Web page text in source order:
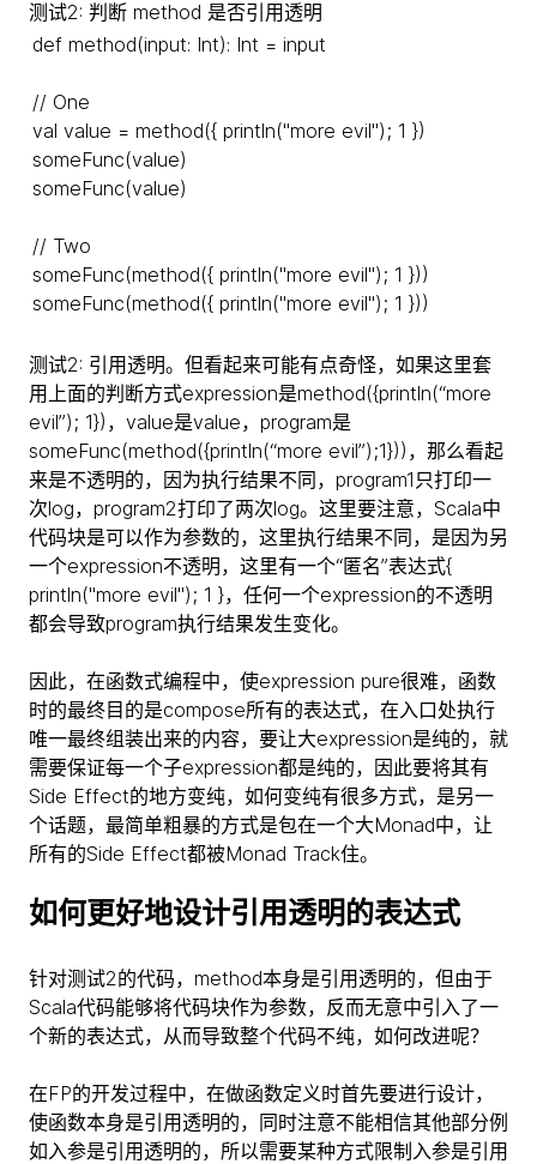
测试2: 判断 method 是否引用透明
def method(input: Int): Int = input
// One
val value = method({ println("more evil"); 1 })
someFunc(value)
someFunc(value)
// Two
someFunc(method({ println("more evil"); 1 }))
someFunc(method({ println("more evil"); 1 }))
测试2: 引用透明。但看起来可能有点奇怪，如果这里套
用上面的判断方式expression是method({println(“more
evil”); 1})，value是value，program是
someFunc(method({println(“more evil”);1}))，那么看起
来是不透明的，因为执行结果不同，program1只打印一
次log，program2打印了两次log。这里要注意，Scala中
代码块是可以作为参数的，这里执行结果不同，是因为另
一个expression不透明，这里有一个“匿名”表达式{
println("more evil"); 1 }，任何一个expression的不透明
都会导致program执行结果发生变化。
因此，在函数式编程中，使expression pure很难，函数
时的最终目的是compose所有的表达式，在入口处执行
唯一最终组装出来的内容，要让大expression是纯的，就
需要保证每一个子expression都是纯的，因此要将其有
Side Effect的地方变纯，如何变纯有很多方式，是另一
个话题，最简单粗暴的方式是包在一个大Monad中，让
所有的Side Effect都被Monad Track住。
如何更好地设计引用透明的表达式
针对测试2的代码，method本身是引用透明的，但由于
Scala代码能够将代码块作为参数，反而无意中引入了一
个新的表达式，从而导致整个代码不纯，如何改进呢？
在FP的开发过程中，在做函数定义时首先要进行设计，
使函数本身是引用透明的，同时注意不能相信其他部分例
如入参是引用透明的，所以需要某种方式限制入参是引用